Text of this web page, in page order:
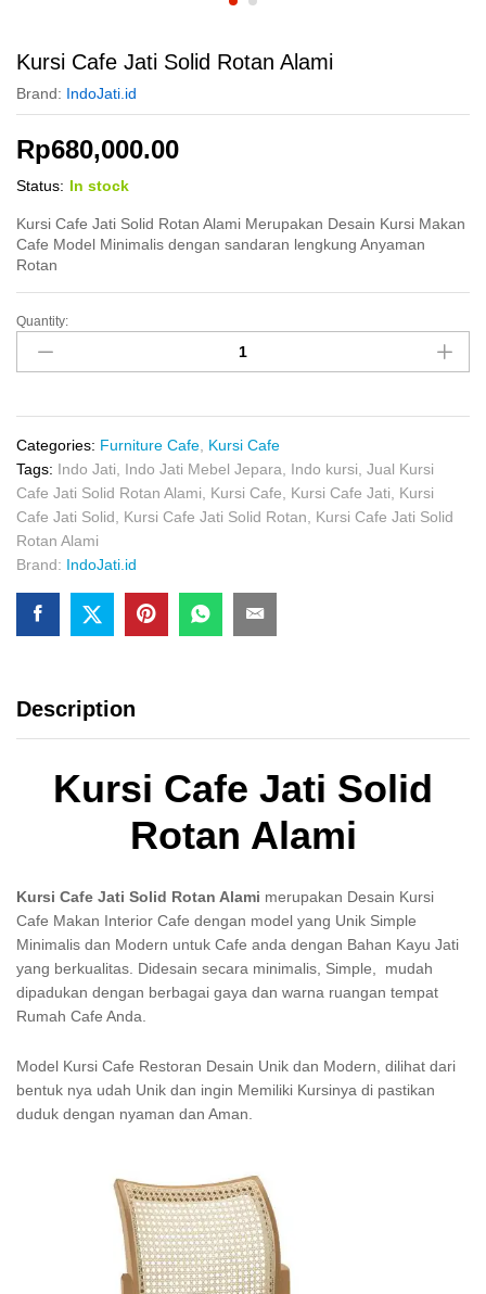
Kursi Cafe Jati Solid Rotan Alami
Brand: IndoJati.id
Rp680,000.00
Status: In stock
Kursi Cafe Jati Solid Rotan Alami Merupakan Desain Kursi Makan
Cafe Model Minimalis dengan sandaran lengkung Anyaman
Rotan
Kursi
Cafe
Jati
Rotan
Alami
quantity
Quantity:
Categories: Furniture Cafe Kursi Cafe
Tags: Indo Jati Indo Jati Mebel Jepara Indo kursi Jual Kursi
Cafe Jati Solid Rotan Alami
Kursi Cafe Kursi Cafe Jati
Kursi
Cafe Jati Solid
Kursi Cafe Jati Solid Rotan
Kursi Cafe Jati Solid
Rotan Alami
Brand: IndoJati.id
Description
Kursi Cafe Jati Solid
Rotan Alami
Kursi Cafe Jati Solid Rotan Alami merupakan Desain Kursi
Cafe Makan Interior Cafe dengan model yang Unik Simple
Minimalis dan Modern untuk Cafe anda dengan Bahan Kayu Jati
yang berkualitas. Didesain secara minimalis, Simple, mudah
dipadukan dengan berbagai gaya dan warna ruangan tempat
Rumah Cafe Anda.
Model Kursi Cafe Restoran Desain Unik dan Modern, dilihat dari
bentuk nya udah Unik dan ingin Memiliki Kursinya di pastikan
duduk dengan nyaman dan Aman.